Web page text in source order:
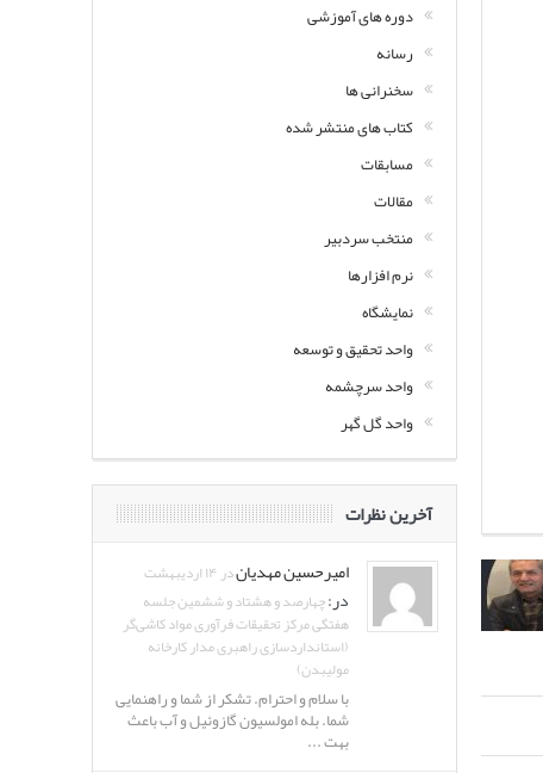
دوره های آموزشی
رسانه
سخنرانی ها
کتاب های منتشر شده
مسابقات
مقالات
منتخب سردبیر
نرم افزارها
نمایشگاه
واحد تحقیق و توسعه
واحد سرچشمه
واحد گل گهر
آخرین نظرات
امیرحسین مهدیاندر ۱۴ اردیبهشت
در:چهارصد و هشتاد و ششمین جلسه
هفتگی مرکز تحقیقات فرآوری مواد کاشی‌گر
(استانداردسازی راهبری مدار کارخانه
مولیبدن)
با سلام و احترام. تشکر از شما و راهنمایی
شما. بله امولسیون گازوئیل و آب باعث
بهت ...